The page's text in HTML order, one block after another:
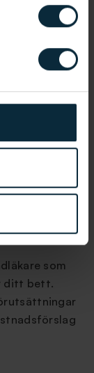
som
ditt bett.